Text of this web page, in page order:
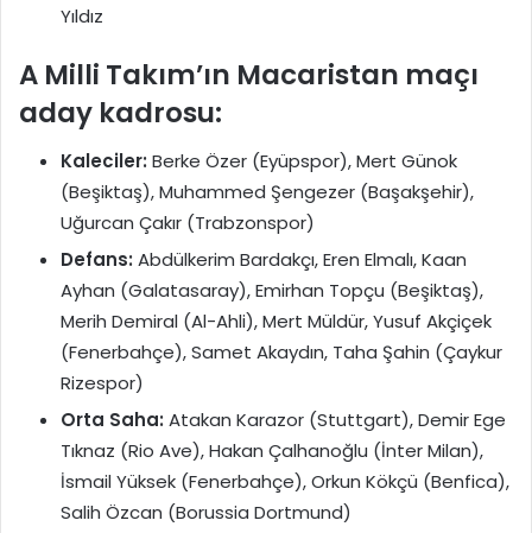
Yıldız
A Milli Takım’ın Macaristan maçı
aday kadrosu:
Kaleciler: Berke Özer (Eyüpspor), Mert Günok
(Beşiktaş), Muhammed Şengezer (Başakşehir),
Uğurcan Çakır (Trabzonspor)
Defans: Abdülkerim Bardakçı, Eren Elmalı, Kaan
Ayhan (Galatasaray), Emirhan Topçu (Beşiktaş),
Merih Demiral (Al-Ahli), Mert Müldür, Yusuf Akçiçek
(Fenerbahçe), Samet Akaydın, Taha Şahin (Çaykur
Rizespor)
Orta Saha: Atakan Karazor (Stuttgart), Demir Ege
Tıknaz (Rio Ave), Hakan Çalhanoğlu (İnter Milan),
İsmail Yüksek (Fenerbahçe), Orkun Kökçü (Benfica),
Salih Özcan (Borussia Dortmund)